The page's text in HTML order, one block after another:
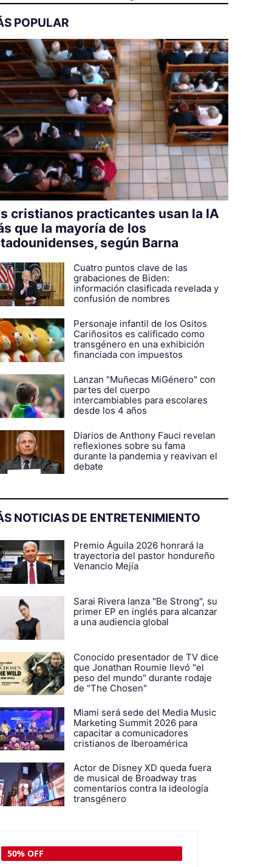
POPULAR
cristianos practicantes usan la IA
que la mayoría de los
según Barna
Cuatro puntos clave de las
grabaciones de Biden:
información clasificada revelada y
confusión de nombres
Personaje infantil de los Ositos
Cariñositos es calificado como
transgénero en una exhibición
financiada con impuestos
Lanzan "Muñecas MiGénero" con
partes del cuerpo
intercambiables para escolares
desde los 4 años
Diarios de Anthony Fauci revelan
reflexiones sobre su fama
durante la pandemia y reavivan el
debate
NOTICIAS DE ENTRETENIMIENTO
Premio Águila 2026 honrará la
trayectoria del pastor hondureño
Venancio Mejía
Sarai Rivera lanza "Be Strong", su
primer EP en inglés para alcanzar
a una audiencia global
Conocido presentador de TV dice
que Jonathan Roumie llevó "el
peso del mundo" durante rodaje
de "The Chosen"
Miami será sede del Media Music
Marketing Summit 2026 para
capacitar a comunicadores
cristianos de Iberoamérica
Actor de Disney XD queda fuera
de musical de Broadway tras
comentarios contra la ideología
transgénero
50% OFF